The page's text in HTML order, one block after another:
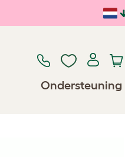
Ondersteuning